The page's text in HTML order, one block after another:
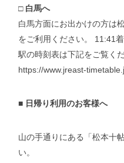
□ 白馬へ
白馬方面にお出かけの方は
をご利用ください。 11:41
駅の時刻表は下記をご覧くだ
https://www.jreast-
■ 日帰り利用のお客様へ
山の手通りにある「松本十
い。